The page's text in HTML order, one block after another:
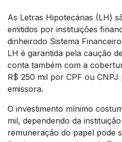
As Letras Hipotecárias (LH)
emitidos por instituições
dinheirodo Sistema
LH é garantida pela caução
conta também com a
R$ 250 mil por CPF ou
emissora.
O investimento mínimo
mil, dependendo da
remuneração do papel pode